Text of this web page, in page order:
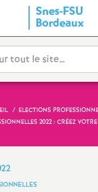
Snes-FSU
Bordeaux
ELECTIONS
2022 : CRÉEZ